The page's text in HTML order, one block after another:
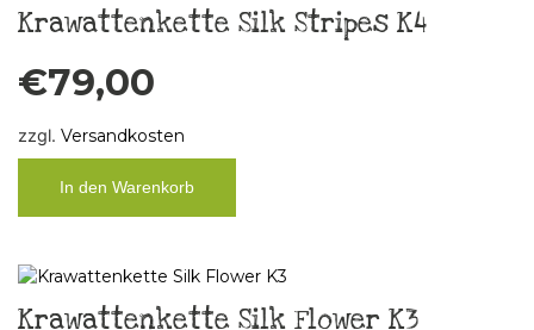
Krawattenkette Silk Stripes K4
€79,00
zzgl. Versandkosten
In den Warenkorb
Krawattenkette Silk Flower K3